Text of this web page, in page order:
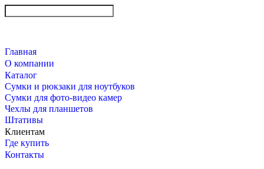
Главная
О компании
Каталог
Сумки и рюкзаки для ноутбуков
Сумки для фото-видео камер
Чехлы для планшетов
Штативы
Клиентам
Где купить
Контакты